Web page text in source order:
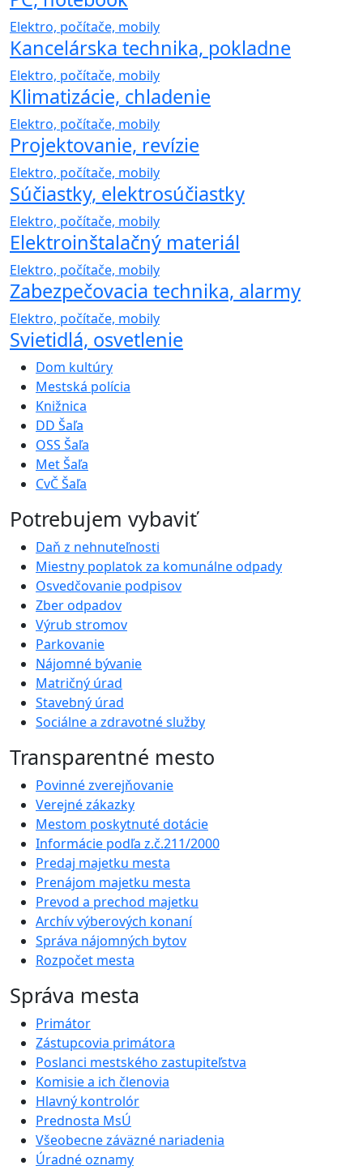
Elektro, počítače, mobily
Kancelárska technika, pokladne
Elektro, počítače, mobily
Klimatizácie, chladenie
Elektro, počítače, mobily
Projektovanie, revízie
Elektro, počítače, mobily
Súčiastky, elektrosúčiastky
Elektro, počítače, mobily
Elektroinštalačný materiál
Elektro, počítače, mobily
Zabezpečovacia technika, alarmy
Elektro, počítače, mobily
Svietidlá, osvetlenie
Dom kultúry
Mestská polícia
Knižnica
DD Šaľa
OSS Šaľa
Met Šaľa
CvČ Šaľa
Potrebujem vybaviť
Daň z nehnuteľnosti
Miestny poplatok za komunálne odpady
Osvedčovanie podpisov
Zber odpadov
Výrub stromov
Parkovanie
Nájomné bývanie
Matričný úrad
Stavebný úrad
Sociálne a zdravotné služby
Transparentné mesto
Povinné zverejňovanie
Verejné zákazky
Mestom poskytnuté dotácie
Informácie podľa z.č.211/2000
Predaj majetku mesta
Prenájom majetku mesta
Prevod a prechod majetku
Archív výberových konaní
Správa nájomných bytov
Rozpočet mesta
Správa mesta
Primátor
Zástupcovia primátora
Poslanci mestského zastupiteľstva
Komisie a ich členovia
Hlavný kontrolór
Prednosta MsÚ
Všeobecne záväzné nariadenia
Úradné oznamy